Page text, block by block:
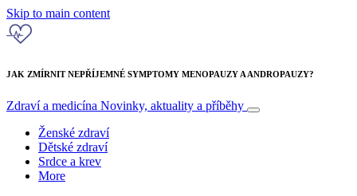
Skip to main content
JAK ZMÍRNIT NEPŘÍJEMNÉ SYMPTOMY MENOPAUZY A ANDROPAUZY?
Zdraví a medicína Novinky, aktuality a příběhy
Ženské zdraví
Dětské zdraví
Srdce a krev
More